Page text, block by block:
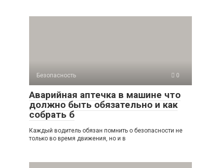
Безопасность 0
Аварийная аптечка в машине что
должно быть обязательно и как
собрать б
Каждый водитель обязан помнить о безопасности не
только во время движения, но и в